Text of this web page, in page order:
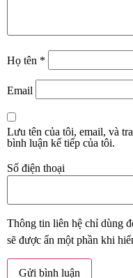
Họ tên *
Email
Lưu tên của tôi, email, và
bình luận kế tiếp của tôi.
Số điện thoại
Thông tin liên hệ chỉ dùng
sẽ được ẩn một phần khi